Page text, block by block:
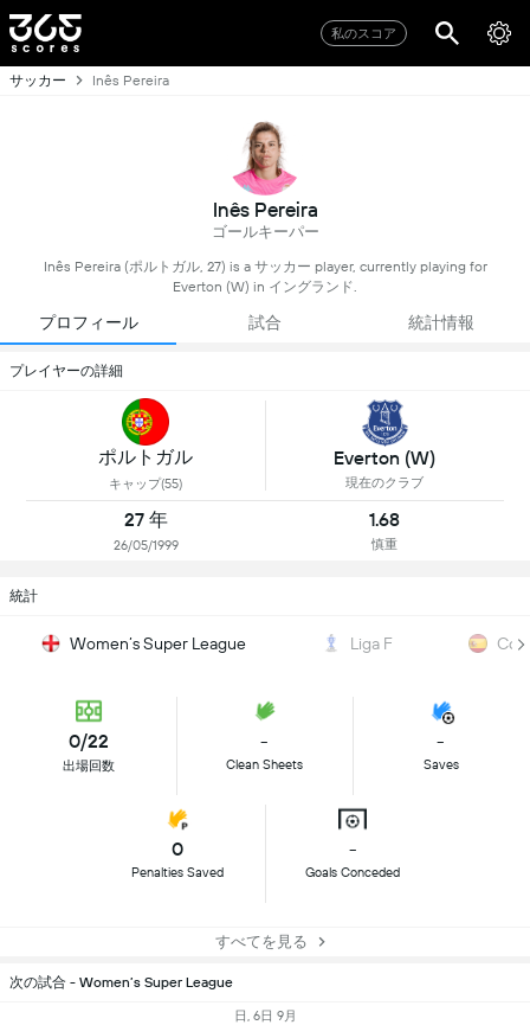
私のスコア
サッカー Inês Pereira
Inês Pereira
ゴールキーパー
Inês Pereira (ポルトガル, 27) is a サッカー player, currently playing for
Everton (W) in イングランド.
プロフィール 試合 統計情報
プレイヤーの詳細
ポルトガル
キャップ(55)
Everton (W)
現在のクラブ
27 年
26/05/1999
1.68
慎重
統計
Women’s Super League Liga F
0/22
出場回数
-
Clean Sheets
-
Saves
0
Penalties Saved
-
Goals Conceded
すべてを見る
次の試合 - Women’s Super League
日, 6日 9月